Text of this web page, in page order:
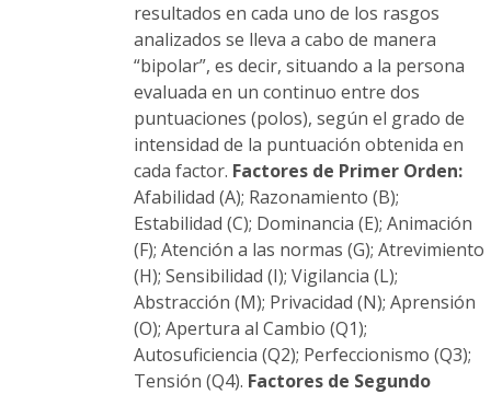
resultados en cada uno de los rasgos
analizados se lleva a cabo de manera
“bipolar”, es decir, situando a la persona
evaluada en un continuo entre dos
puntuaciones (polos), según el grado de
intensidad de la puntuación obtenida en
cada factor. Factores de Primer Orden:
Afabilidad (A); Razonamiento (B);
Estabilidad (C); Dominancia (E); Animación
(F); Atención a las normas (G); Atrevimiento
(H); Sensibilidad (I); Vigilancia (L);
Abstracción (M); Privacidad (N); Aprensión
(O); Apertura al Cambio (Q1);
Autosuficiencia (Q2); Perfeccionismo (Q3);
Tensión (Q4). Factores de Segundo